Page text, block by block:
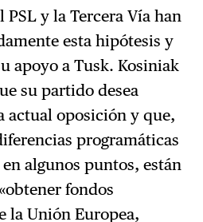
PSL y la Tercera Vía han
esta hipótesis y
apoyo a Tusk. Kosiniak
su partido desea
actual oposición y que,
programáticas
algunos puntos, están
fondos
la Unión Europea,